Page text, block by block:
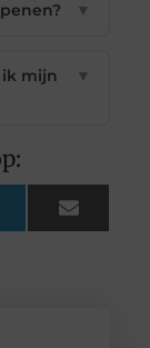
▼
mijn
▼
Email